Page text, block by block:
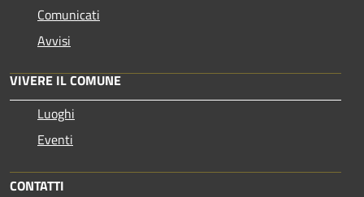
Comunicati
Avvisi
VIVERE IL COMUNE
Luoghi
Eventi
CONTATTI